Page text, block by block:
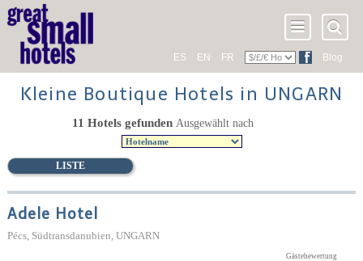
ES EN FR Blog
Kleine Boutique Hotels in UNGARN
LISTE
11 Hotels gefunden Ausgewählt nach
Adele Hotel
Pécs, Südtransdanubien, UNGARN
Gästebewertung